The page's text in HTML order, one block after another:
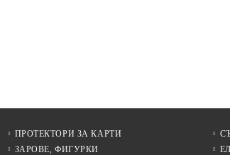
ПРОТЕКТОРИ ЗА КАРТИ
ЗАРОВЕ, ФИГУРКИ